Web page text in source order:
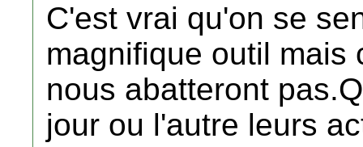
C'est vrai qu'on se
magnifique outil mais
nous abatteront
jour ou l'autre leurs